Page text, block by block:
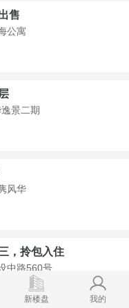
售
公寓
景二期
风华
，拎包入住
中路560号
新楼盘 我的